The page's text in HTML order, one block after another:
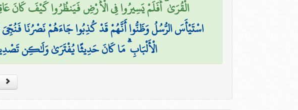
الْقُرَىٰ ۗ أَفَلَمْ يَسِيرُوا فِي الْأَرْضِ فَيَنظُرُوا كَيْفَ كَانَ
اسْتَيْأَسَ الرُّسُلُ وَظَنُّوا أَنَّهُمْ قَدْ كُذِبُوا جَاءَهُمْ نَصْرُنَا
الْأَلْبَابِ ۗ مَا كَانَ حَدِيثًا يُفْتَرَىٰ وَلَٰكِن